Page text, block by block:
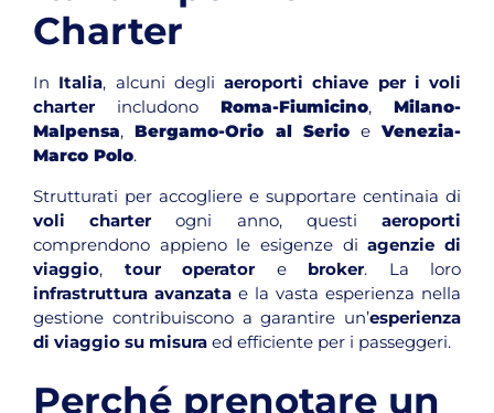
Charter
In Italia, alcuni degli aeroporti chiave per i voli
charterincludono Roma-Fiumicino, Milano-
Malpensa, Bergamo-Orio al Serio eVenezia-
Marco Polo.
Strutturati per accogliere e supportare centinaia di
voli charterogni anno, questiaeroporti
comprendono appieno le esigenze diagenzie di
viaggio, tour operatore broker. La loro
infrastruttura avanzata e la vasta esperienza nella
gestione contribuiscono a garantire un’esperienza
di viaggio su misura ed efficiente per i passeggeri.
Perché prenotare un